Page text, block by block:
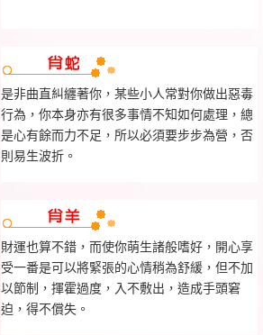
是非曲直糾纏著你，某些小人常對你做出惡毒
行為，你本身亦有很多事情不知如何處理，總
是心有餘而力不足，所以必須要步步為營，否
則易生波折。
財運也算不錯，而使你萌生諸般嗜好，開心享
受一番是可以將緊張的心情稍為舒緩，但不加
以節制，揮霍過度，入不敷出，造成手頭窘
迫，得不償失。